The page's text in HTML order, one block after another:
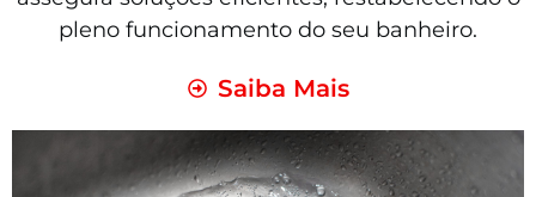
pleno funcionamento do seu banheiro.
Saiba Mais